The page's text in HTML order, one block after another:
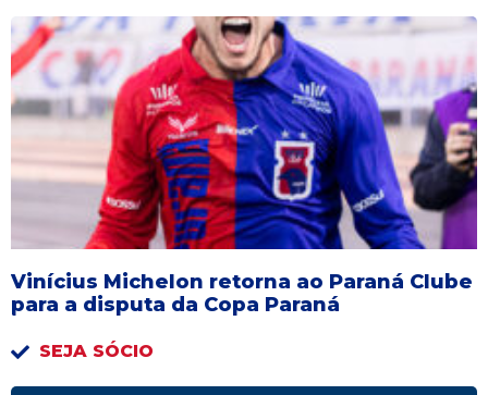
Vinícius Michelon retorna ao Paraná Clube
para a disputa da Copa Paraná
SEJA SÓCIO